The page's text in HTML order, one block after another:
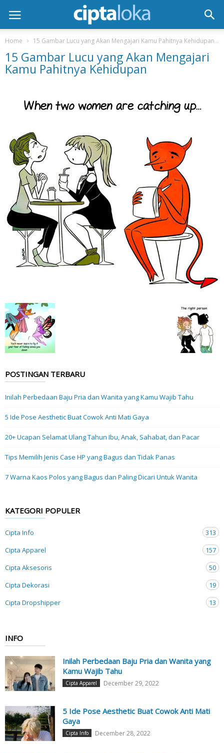
Home 15 Gambar Lucu yang Akan Mengajari Kamu Pahitnya Kehidupan
15 Gambar Lucu yang Akan Mengajari
Kamu Pahitnya Kehidupan
POSTINGAN TERBARU
Inilah Perbedaan Baju Pria dan Wanita yang Kamu Wajib Tahu
5 Ide Pose Aesthetic Buat Cowok Anti Mati Gaya
20+ Ucapan Selamat Ulang Tahun Ibu, Anak, Sahabat, dan Pacar
Tips Memilih Jenis Case HP yang Bagus dan Tidak Panas
7 Warna Kaos Polos yang Bagus dan Paling Dicari Untuk Wanita
KATEGORI POPULER
Cipta Info
313
Cipta Apparel
157
Cipta Aksesoris
50
Cipta Dekorasi
19
Cipta Dropshipper
13
INFO
Inilah Perbedaan Baju Pria dan Wanita yang
Kamu Wajib Tahu
Cipta Apparel December 29, 2022
5 Ide Pose Aesthetic Buat Cowok Anti Mati
Gaya
Cipta Info December 28, 2022